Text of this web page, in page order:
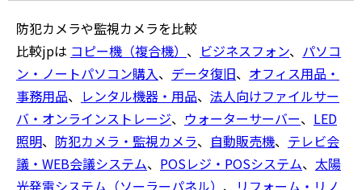
防犯カメラや監視カメラを比較
比較jpは コピー機（複合機） 、 ビジネスフォン、 パソコ
ン・ノートパソコン購入、 データ復旧、 オフィス用品・
事務用品、 レンタル機器・用品、 法人向けファイルサー
バ・オンラインストレージ、 ウォーターサーバー、 LED
照明、 防犯カメラ・監視カメラ、 自動販売機、 テレビ会
議・WEB会議システム、 POSレジ・POSシステム、 太陽
光発電システム（ソーラーパネル） 、 リフォーム・リノ